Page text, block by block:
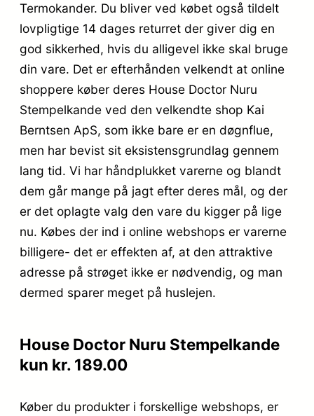
Termokander. Du bliver ved købet også tildelt
lovpligtige 14 dages returret der giver dig en
god sikkerhed, hvis du alligevel ikke skal bruge
din vare. Det er efterhånden velkendt at online
shoppere køber deres House Doctor Nuru
Stempelkande ved den velkendte shop Kai
Berntsen ApS, som ikke bare er en døgnflue,
men har bevist sit eksistensgrundlag gennem
lang tid. Vi har håndplukket varerne og blandt
dem går mange på jagt efter deres mål, og der
er det oplagte valg den vare du kigger på lige
nu. Købes der ind i online webshops er varerne
billigere- det er effekten af, at den attraktive
adresse på strøget ikke er nødvendig, og man
dermed sparer meget på huslejen.
House Doctor Nuru Stempelkande
kun kr. 189.00
Køber du produkter i forskellige webshops, er